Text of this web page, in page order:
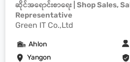
ဆိုင်အရောင်းစာရေး | Shop Sales,
Representative
Green IT Co.,Ltd
Yangon
Ahlon